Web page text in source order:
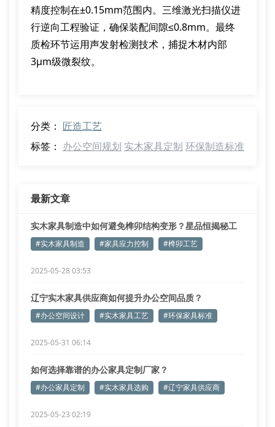
精度控制在±0.15mm范围内。三维激光扫描仪进
行逆向工程验证，确保装配间隙≤0.8mm。最终
质检环节运用声发射检测技术，捕捉木材内部
3μm级微裂纹。
分类： 匠造工艺
标签： 办公空间规划 实木家具定制 环保制造标准
最新文章
实木家具制造中如何避免榫卯结构变形？星品恒揭秘工
艺核心
#实木家具制造 #家具应力控制 #榫卯工艺
2025-05-28 03:53
辽宁实木家具供应商如何提升办公空间品质？
#办公空间设计 #实木家具工艺 #环保家具标准
2025-05-31 06:14
如何选择靠谱的办公家具定制厂家？
#办公家具定制 #实木家具选购 #辽宁家具供应商
2025-05-23 02:19